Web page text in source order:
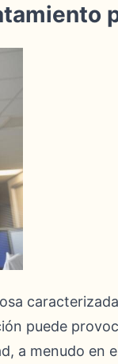
puede
a menudo en